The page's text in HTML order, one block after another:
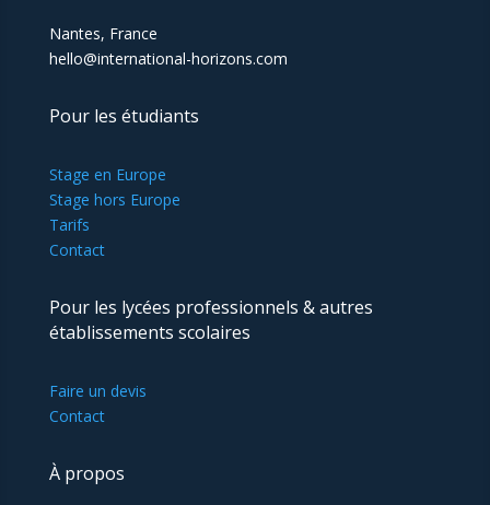
Nantes, France
hello@international-horizons.com
Pour les étudiants
Stage en Europe
Stage hors Europe
Tarifs
Contact
Pour les lycées professionnels & autres
établissements scolaires
Faire un devis
Contact
À propos